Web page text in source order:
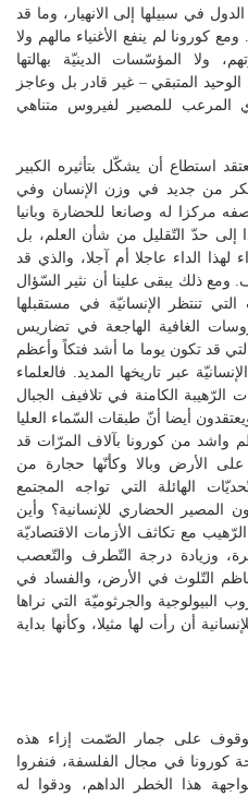
في سبيلها إلى الانهيار، وما قد
كورونا لم ينفع الأغنياء مالهم ولا
ولا المؤسّسات الدينيّة بهالتها
المتبقي – غير قادر بل وعاجز
المرعب للمصير لفيروس متناهي
استطاع أن يشكّل بتأثيره الكبير
من جديد في وزن الإنسان وفي
مركزا له وصانعا للحضارة وبانيا
إلى حدّ التّقليل من شأن العلم، بل
الداء عاجلا أم آجلا، والذي قد
ومع ذلك يبقى علينا أن نثير السّؤال
تنتظر الإنسانيّة في مستقبلها
الغافية الهاجعة في تضاريس
قد تكون يوما ما أشد فتكاً وأعظم
عبر تاريخها المديد. فالعلماء
الكامنة في تلافيف الجبال
أيضا أنّ طبقات السّماء العليا
واشد من كورونا بآلاف المرّات قد
الأرض وبالا وكأنّها حجارة من
الهائلة التي تواجه المجتمع
المصير الحضاري للإنسانية؟ وأين
مع تكاثف الأزمات الاقتصاديّة
وزيادة درجة التّطرف والتّعصب
التّلوث في الأرض، والفساد في
البيولوجية والجرثوميّة التي نراها
أن رأت لها مثيلا، وكأنها بداية
على جمار الصّمت إزاء هذه
كورونا في مجال الفلسفة، فنفروا
هذا الخطر الداهم، ودقوا له